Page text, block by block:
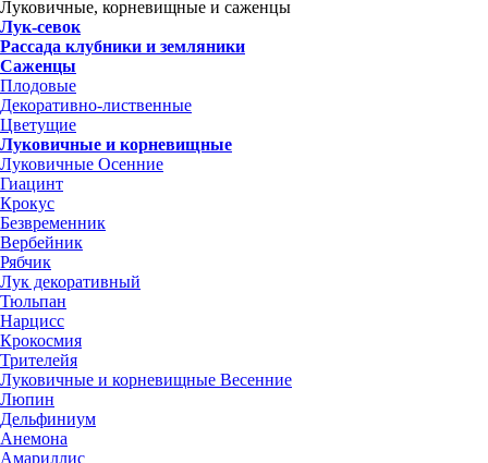
Луковичные, корневищные и саженцы
Лук-севок
Рассада клубники и земляники
Саженцы
Плодовые
Декоративно-лиственные
Цветущие
Луковичные и корневищные
Луковичные Осенние
Гиацинт
Крокус
Безвременник
Вербейник
Рябчик
Лук декоративный
Тюльпан
Нарцисс
Крокосмия
Трителейя
Луковичные и корневищные Весенние
Люпин
Дельфиниум
Анемона
Амариллис